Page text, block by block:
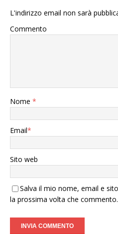
L'indirizzo email non sarà
Commento
Nome *
Email*
Sito web
Salva il mio nome, email e
la prossima volta che commento.